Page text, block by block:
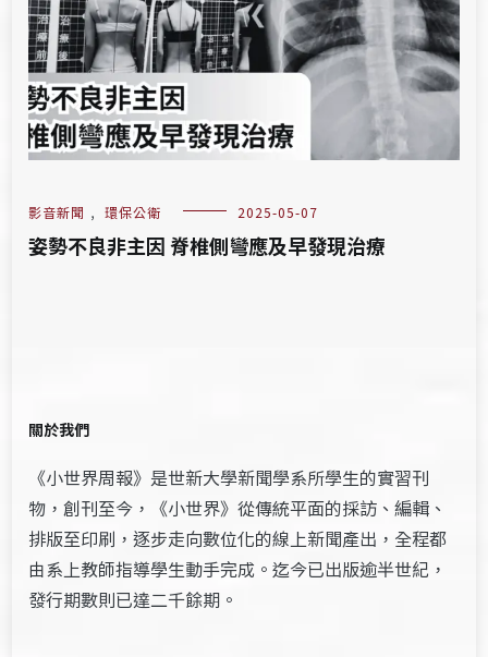
影音新聞 , 環保公衛 2025-05-07
姿勢不良非主因 脊椎側彎應及早發現治療
關於我們
《小世界周報》是世新大學新聞學系所學生的實習刊
物，創刊至今，《小世界》從傳統平面的採訪、編輯、
排版至印刷，逐步走向數位化的線上新聞產出，全程都
由系上教師指導學生動手完成。迄今已出版逾半世紀，
發行期數則已達二千餘期。